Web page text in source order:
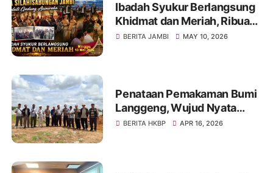
Ibadah Syukur Berlangsung
Khidmat dan Meriah, Ribuan
Pomparan Raja
BERITA JAMBI MAY 10, 2026
Penataan Pemakaman Bumi
Langgeng, Wujud Nyata
Pelayanan dan
BERITA HKBP APR 16, 2026